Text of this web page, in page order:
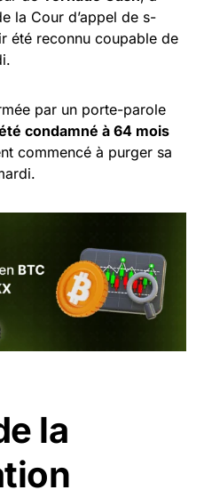
la Cour d’appel de s-
été reconnu coupable de
par un porte-parole
condamné à 64 mois
commencé à purger sa
la